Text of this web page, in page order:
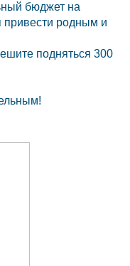
бюджет на
привести родным и
подняться 300